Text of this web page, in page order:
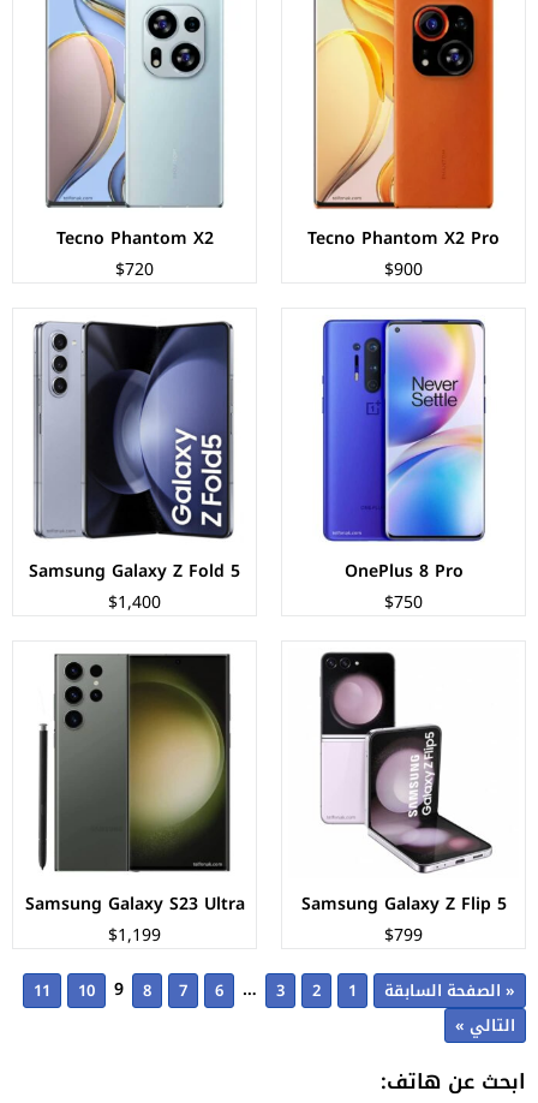
Tecno Phantom X2 Pro
$900
Tecno Phantom X2
$720
OnePlus 8 Pro
$750
الشاشة:Fluid AMOLED بحجم 6.78 بوصة بدقة QHD+
المعالج:Qualcomm SM8250 Snapdragon 865 5G
الكاميرات:خلفية 48+8+48+5 م.ب/ امامية 16 م.ب.
Samsung Galaxy Z Fold 5
$1,400
الشاشة:ديناميك اموليد 7.6 بوصة بدقة 1812px
المعالج:Qualcomm Snapdragon 8 Gen 2
الكاميرات:خلفية 50+10+12 م.ب/ امامية 4+10 م.ب.
عرض المواصفات ←
Samsung Galaxy Z Flip 5
$799
الشاشة:ديناميك اموليد بحجم 6.7 بوصة بدقة FHD+
المعالج:Qualcomm Snapdragon 8 Gen 2
الكاميرات:خلفية 12+12 م.ب/ امامية 10 م.ب.
الذاكرة+الرام:256/512 + 8 جيجابايت
نظام التشغيل:Android 13
البطارية:
عرض المواصفات ←
Samsung Galaxy S23 Ultra
$1,199
الشاشة:ديناميك اموليد بحجم 6.8 بوصة بدقة QHD+
المعالج:
الكاميرات:
خلفية 200+10+10+12 م.ب/ امامية 12 م.ب.
الذاكرة+الرام:
نظام التشغيل:Android 13
البطارية:5000 ملي امبير - 45 واط
عرض المواصفات ←
« الصفحة السابقة 1
2
3
…
6
7
8
9
10
11
التالي »
ابحث عن هاتف: